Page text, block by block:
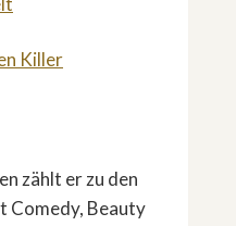
Killer
zählt er zu den
Comedy, Beauty